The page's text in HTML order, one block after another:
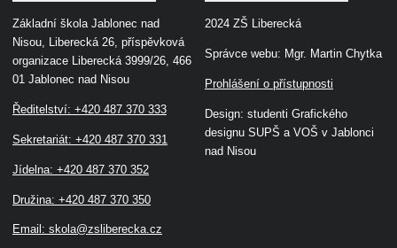
Základní škola Jablonec nad
Nisou, Liberecká 26, příspěvková
organizace Liberecká 3999/26, 466
01 Jablonec nad Nisou
Ředitelství: +420 487 370 333
Sekretariát: +420 487 370 331
Jídelna: +420 487 370 352
Družina: +420 487 370 350
Email: skola@zsliberecka.cz
2024 ZŠ Liberecká
Správce webu: Mgr. Martin Chytka
Prohlášení o přístupnosti
Design: studenti Grafického
designu SUPŠ a VOŠ v Jablonci
nad Nisou